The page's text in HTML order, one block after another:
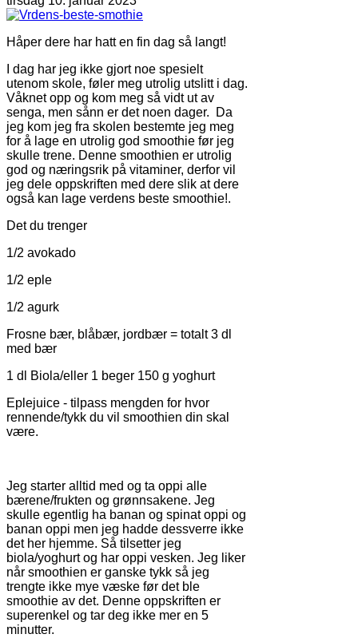
Håper dere har hatt en fin dag så langt!
I dag har jeg ikke gjort noe spesielt
utenom skole, føler meg utrolig utslitt i dag.
Våknet opp og kom meg så vidt ut av
senga, men sånn er det noen dager. Da
jeg kom jeg fra skolen bestemte jeg meg
for å lage en utrolig god smoothie før jeg
skulle trene. Denne smoothien er utrolig
god og næringsrik på vitaminer, derfor vil
jeg dele oppskriften med dere slik at dere
også kan lage verdens beste smoothie!.
Det du trenger
1/2 avokado
1/2 eple
1/2 agurk
Frosne bær, blåbær, jordbær = totalt 3 dl
med bær
1 dl Biola/eller 1 beger 150 g yoghurt
Eplejuice - tilpass mengden for hvor
rennende/tykk du vil smoothien din skal
være.
Jeg starter alltid med og ta oppi alle
bærene/frukten og grønnsakene. Jeg
skulle egentlig ha banan og spinat oppi og
banan oppi men jeg hadde dessverre ikke
det her hjemme. Så tilsetter jeg
biola/yoghurt og har oppi vesken. Jeg liker
når smoothien er ganske tykk så jeg
trengte ikke mye væske før det ble
smoothie av det. Denne oppskriften er
superenkel og tar deg ikke mer en 5
minutter.